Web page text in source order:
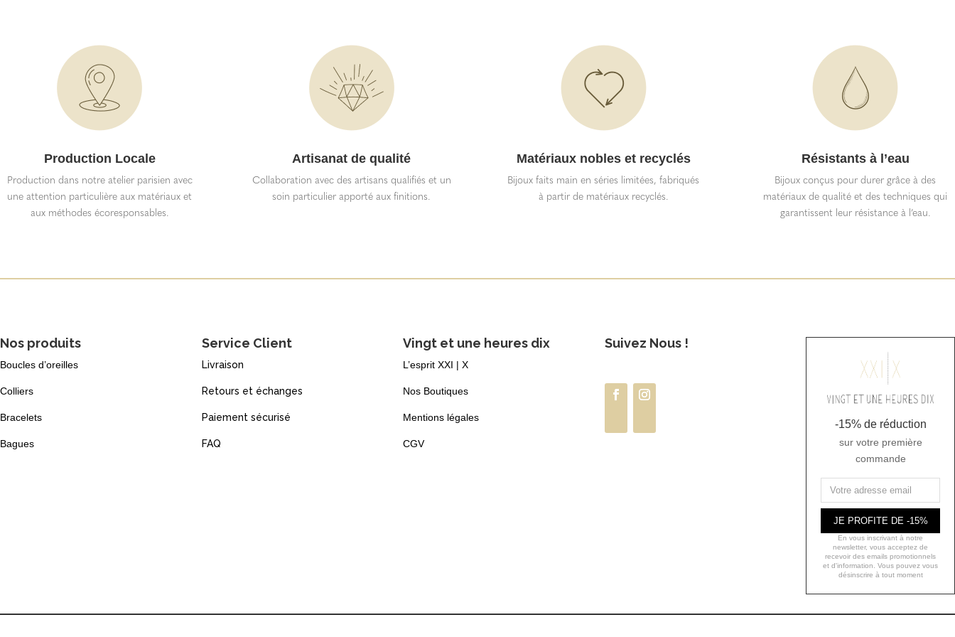
Production Locale
Production dans notre atelier parisien avec
une attention particulière aux matériaux et
aux méthodes écoresponsables.
Artisanat de qualité
Collaboration avec des artisans qualifiés et un
soin particulier apporté aux finitions.
Matériaux nobles et recyclés
Bijoux faits main en séries limitées, fabriqués
à partir de matériaux recyclés.
Résistants à l’eau
Bijoux conçus pour durer grâce à des
matériaux de qualité et des techniques qui
garantissent leur résistance à l’eau.
Nos produits
Boucles d’oreilles
Colliers
Bracelets
Bagues
Service Client
Livraison
Retours et échanges
Paiement sécurisé
FAQ
Vingt et une heures dix
L’esprit XXI | X
Nos Boutiques
Mentions légales
CGV
Suivez Nous !
-15% de réduction
sur votre première
commande
JE PROFITE DE -15%
En vous inscrivant à notre
newsletter, vous acceptez de
recevoir des emails promotionnels
et d'information. Vous pouvez vous
désinscrire à tout moment